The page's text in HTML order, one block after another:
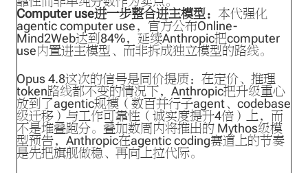
Computer use进一步整合进主模型： 本代强化
agentic computer use，官方公布Online-
Mind2Web达到84%，延续Anthropic把computer
use内置进主模型、而非拆成独立模型的路线。
Opus 4.8这次的信号是同价提质：在定价、推理
token路线都不变的情况下，Anthropic把升级重心
放到了agentic规模（数百并行子agent、codebase
级迁移）与工作可靠性（诚实度提升4倍）上，而
不是堆叠跑分。叠加数周内将推出的 Mythos级模
型预告，Anthropic在agentic coding赛道上的节奏
是先把旗舰做稳、再向上拉代际。